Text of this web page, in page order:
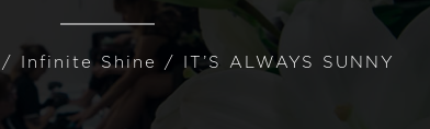
/ Infinite Shine / IT’S ALWAYS SUNNY